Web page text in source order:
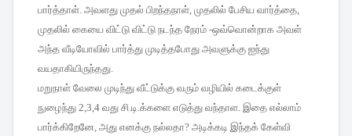
பார்த்தாள். அவளது முதல் பிறந்தநாள், முதலில் பேசிய வார்த்தை,
முதலில் கையை விட்டு விட்டு நடந்த நேரம் -ஒவ்வொன்றாக அவள்
அந்த வீடியோவில் பார்த்து முடித்தபோது அவளுக்கு ஐந்து
வயதாகியிருந்தது.
மறுநாள் வேலை முடிந்து வீட்டுக்கு வரும் வழியில் கடைக்குள்
நுழைந்து 2,3,4 வது சி.டி.க்களை எடுத்து வந்தாள. இதை எல்லாம்
பார்க்கிறேனே, அது எனக்கு நல்லதா? அடிக்கடி இந்தக் கேள்வி